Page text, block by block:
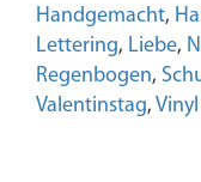
Handgefertigt
|
Christlich
Handgemacht,
Lettering, Liebe,
Regenbogen,
Valentinstag, Vinyl